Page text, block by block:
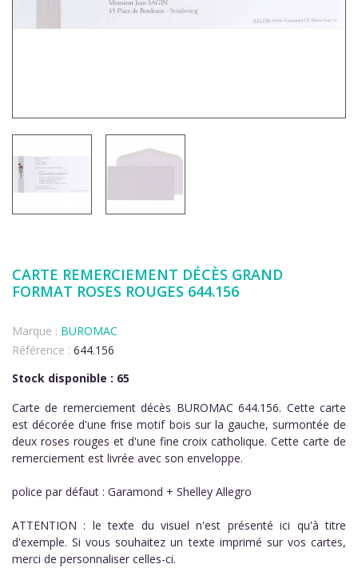
CARTE REMERCIEMENT DÉCÈS GRAND
FORMAT ROSES ROUGES 644.156
Marque : BUROMAC
Référence : 644.156
Stock disponible : 65
Carte de remerciement décès BUROMAC 644.156. Cette carte
est décorée d'une frise motif bois sur la gauche, surmontée de
deux roses rouges et d'une fine croix catholique. Cette carte de
remerciement est livrée avec son enveloppe.
police par défaut : Garamond + Shelley Allegro
ATTENTION : le texte du visuel n'est présenté ici qu'à titre
d'exemple. Si vous souhaitez un texte imprimé sur vos cartes,
merci de personnaliser celles-ci.